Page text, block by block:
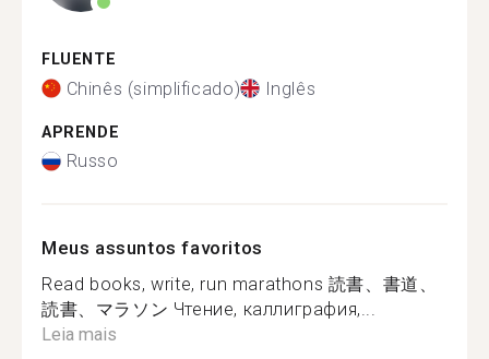
FLUENTE
Chinês (simplificado) Inglês
APRENDE
Russo
Meus assuntos favoritos
Read books, write, run marathons 読書、書道、
読書、マラソン Чтение, каллиграфия,...
Leia mais